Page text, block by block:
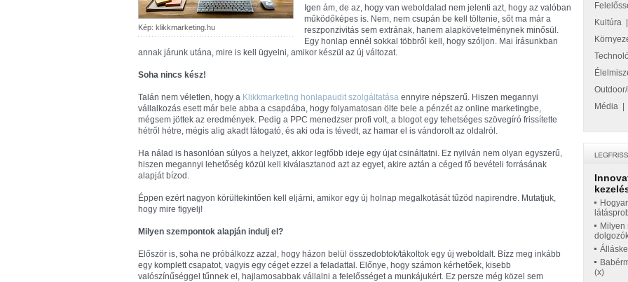
Kép: klikkmarketing.hu
Igen ám, de az, hogy van weboldalad nem jelenti azt, hogy az valóban
működőképes is. Nem, nem csupán be kell töltenie, sőt ma már a
reszponzivitás sem extrának, hanem alapkövetelménynek minősül.
Egy honlap ennél sokkal többről kell, hogy szóljon. Mai írásunkban
annak járunk utána, mire is kell ügyelni, amikor készül az új változat.
Soha nincs kész!
Talán nem véletlen, hogy a Klikkmarketing honlapaudit szolgáltatása ennyire népszerű. Hiszen megannyi
vállalkozás esett már bele abba a csapdába, hogy folyamatosan ölte bele a pénzét az online marketingbe,
mégsem jöttek az eredmények. Pedig a PPC menedzser profi volt, a blogot egy tehetséges szövegíró frissítette
hétről hétre, mégis alig akadt látogató, és aki oda is tévedt, az hamar el is vándorolt az oldalról.
Ha nálad is hasonlóan súlyos a helyzet, akkor legfőbb ideje egy újat csináltatni. Ez nyilván nem olyan egyszerű,
hiszen megannyi lehetőség közül kell kiválasztanod azt az egyet, akire aztán a céged fő bevételi forrásának
alapját bízod.
Éppen ezért nagyon körültekintően kell eljárni, amikor egy új holnap megalkotását tűzöd napirendre. Mutatjuk,
hogy mire figyelj!
Milyen szempontok alapján indulj el?
Először is, soha ne próbálkozz azzal, hogy házon belül összedobtok/tákoltok egy új weboldalt. Bízz meg inkább
egy komplett csapatot, vagyis egy céget ezzel a feladattal. Előnye, hogy számon kérhetőek, kisebb
valószínűséggel tűnnek el, hajlamosabbak vállalni a felelősséget a munkájukért. Ez persze még közel sem
Kultúra
Média
Milyen
(x)